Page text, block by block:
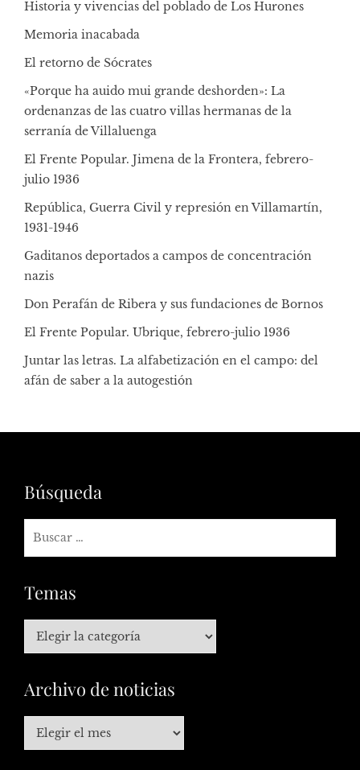
Historia y vivencias del poblado de Los Hurones
Memoria inacabada
El retorno de Sócrates
«Porque ha auido mui grande deshorden»: La
ordenanzas de las cuatro villas hermanas de la
serranía de Villaluenga
El Frente Popular. Jimena de la Frontera, febrero-
julio 1936
República, Guerra Civil y represión en Villamartín,
1931-1946
Gaditanos deportados a campos de concentración
nazis
Don Perafán de Ribera y sus fundaciones de Bornos
El Frente Popular. Ubrique, febrero-julio 1936
Juntar las letras. La alfabetización en el campo: del
afán de saber a la autogestión
Búsqueda
Temas
Archivo de noticias